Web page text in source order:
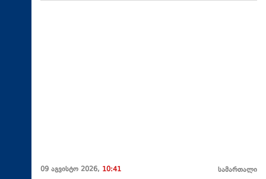
09 აგვისტო 2026, 10:41 სამართალი